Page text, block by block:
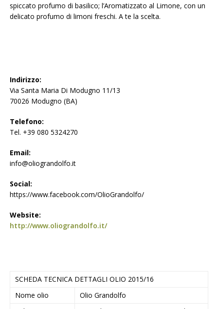
spiccato profumo di basilico; l’Aromatizzato al Limone, con un
delicato profumo di limoni freschi. A te la scelta.
Indirizzo:
Via Santa Maria Di Modugno 11/13
70026 Modugno (BA)
Telefono:
Tel. +39 080 5324270
Email:
info@oliograndolfo.it
Social:
https://www.facebook.com/OlioGrandolfo/
Website:
http://www.oliograndolfo.it/
SCHEDA TECNICA DETTAGLI OLIO 2015/16
Nome olio
Olio Grandolfo